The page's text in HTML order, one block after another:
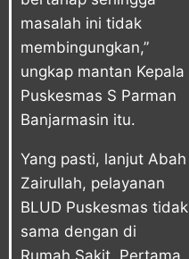
masalah ini tidak
membingungkan,”
ungkap mantan Kepala
Puskesmas S Parman
Banjarmasin itu.
Yang pasti, lanjut Abah
Zairullah, pelayanan
BLUD Puskesmas tidak
sama dengan di